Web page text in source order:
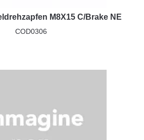
M8X15 C/Brake NE
COD0306